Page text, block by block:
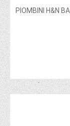
PIOMBINI H&N